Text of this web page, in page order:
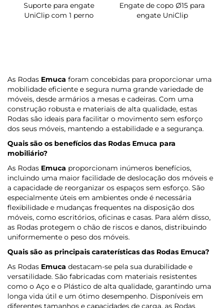
Suporte para engate
UniClip com 1 perno
Engate de copo Ø15 para
engate UniClip
As Rodas Emuca foram concebidas para proporcionar uma
mobilidade eficiente e segura numa grande variedade de
móveis, desde armários a mesas e cadeiras. Com uma
construção robusta e materiais de alta qualidade, estas
Rodas são ideais para facilitar o movimento sem esforço
dos seus móveis, mantendo a estabilidade e a segurança.
Quais são os benefícios das Rodas Emuca para
mobiliário?
As Rodas Emuca proporcionam inúmeros benefícios,
incluindo uma maior facilidade de deslocação dos móveis e
a capacidade de reorganizar os espaços sem esforço. São
especialmente úteis em ambientes onde é necessária
flexibilidade e mudanças frequentes na disposição dos
móveis, como escritórios, oficinas e casas. Para além disso,
as Rodas protegem o chão de riscos e danos, distribuindo
uniformemente o peso dos móveis.
Quais são as principais caraterísticas das Rodas Emuca?
As Rodas Emuca destacam-se pela sua durabilidade e
versatilidade. São fabricadas com materiais resistentes
como o Aço e o Plástico de alta qualidade, garantindo uma
longa vida útil e um ótimo desempenho. Disponíveis em
diferentes tamanhos e capacidades de carga, as Rodas